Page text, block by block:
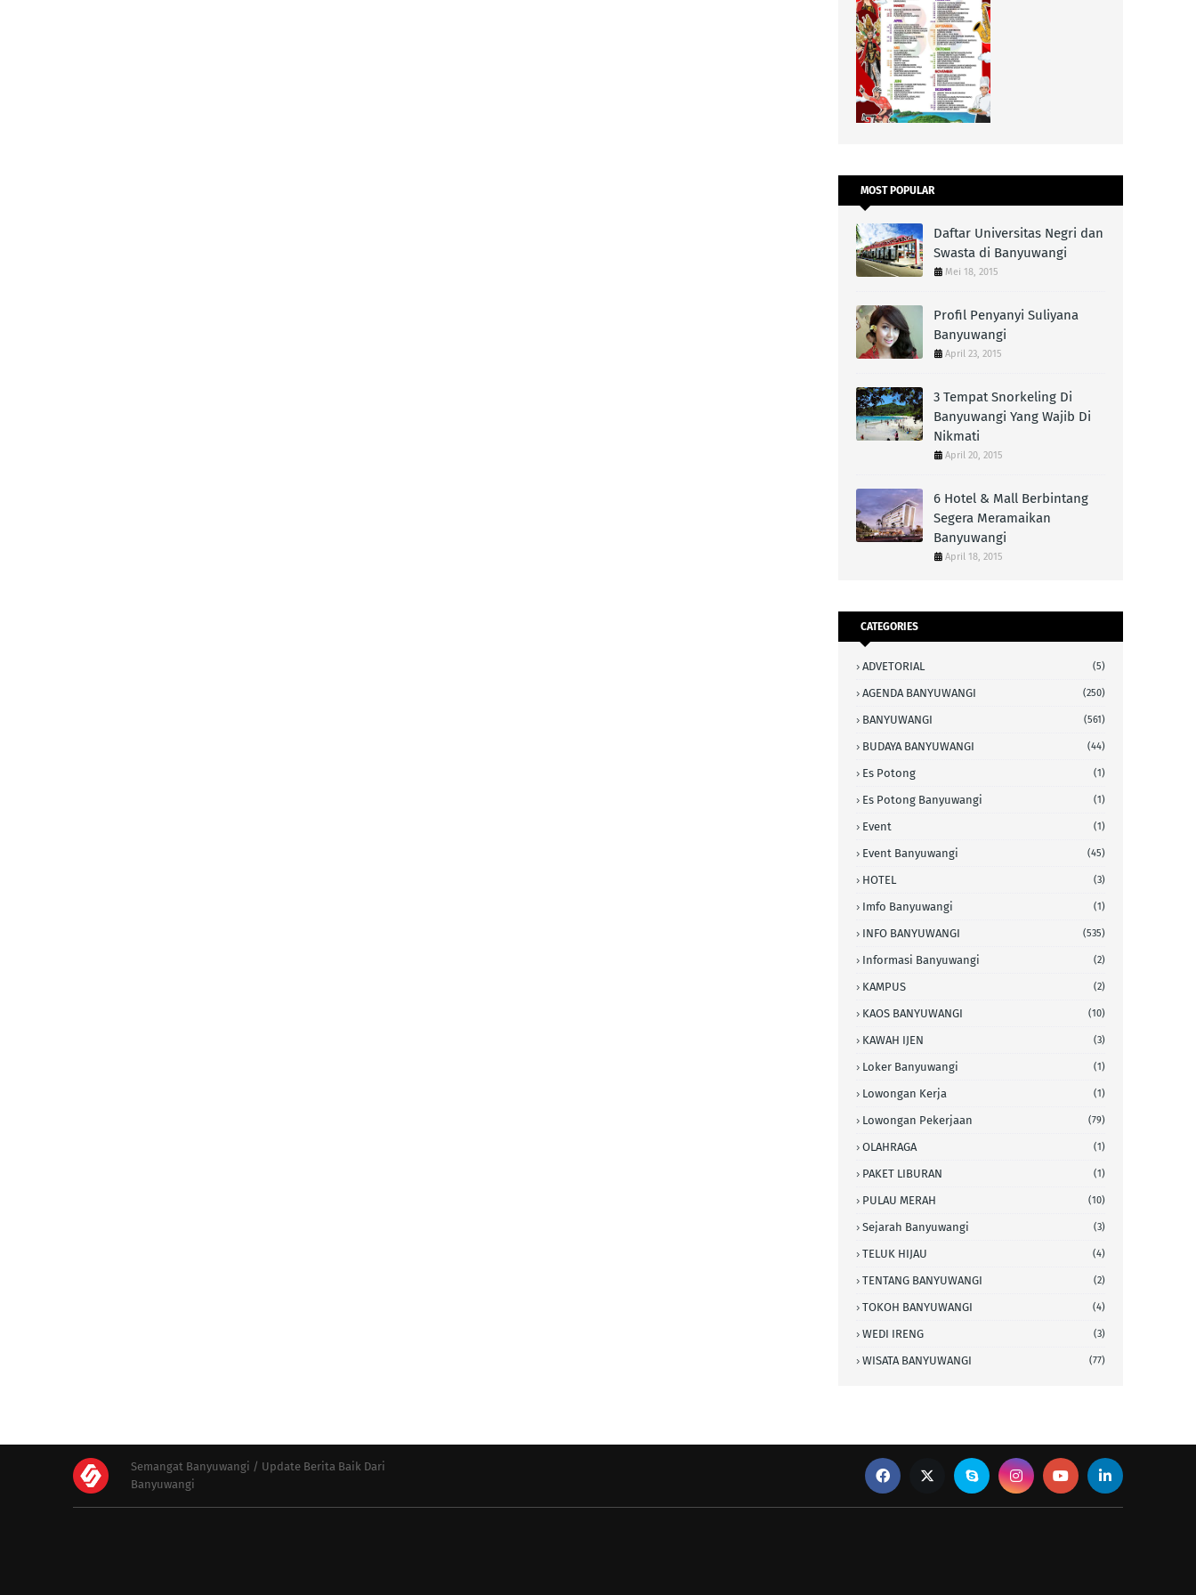
MOST POPULAR
Daftar Universitas Negri dan
Swasta di Banyuwangi
Mei 18, 2015
Profil Penyanyi Suliyana
Banyuwangi
April 23, 2015
3 Tempat Snorkeling Di
Banyuwangi Yang Wajib Di
Nikmati
April 20, 2015
6 Hotel & Mall Berbintang
Segera Meramaikan
Banyuwangi
April 18, 2015
CATEGORIES
ADVETORIAL (5)
AGENDA BANYUWANGI (250)
BANYUWANGI (561)
BUDAYA BANYUWANGI (44)
Es Potong (1)
Es Potong Banyuwangi (1)
Event (1)
Event Banyuwangi (45)
HOTEL (3)
Imfo Banyuwangi (1)
INFO BANYUWANGI (535)
Informasi Banyuwangi (2)
KAMPUS (2)
KAOS BANYUWANGI (10)
KAWAH IJEN (3)
Loker Banyuwangi (1)
Lowongan Kerja (1)
Lowongan Pekerjaan (79)
OLAHRAGA (1)
PAKET LIBURAN (1)
PULAU MERAH (10)
Sejarah Banyuwangi (3)
TELUK HIJAU (4)
TENTANG BANYUWANGI (2)
TOKOH BANYUWANGI (4)
WEDI IRENG (3)
WISATA BANYUWANGI (77)
Semangat Banyuwangi / Update Berita Baik Dari
Banyuwangi